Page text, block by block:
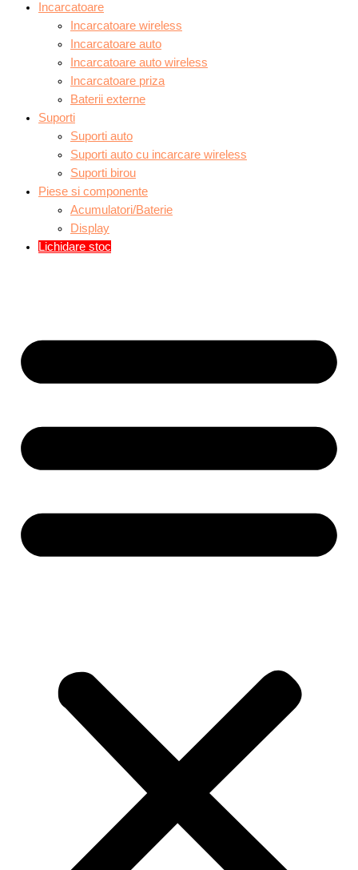
Incarcatoare
Incarcatoare wireless
Incarcatoare auto
Incarcatoare auto wireless
Incarcatoare priza
Baterii externe
Suporti
Suporti auto
Suporti auto cu incarcare wireless
Suporti birou
Piese si componente
Acumulatori/Baterie
Display
Lichidare stoc